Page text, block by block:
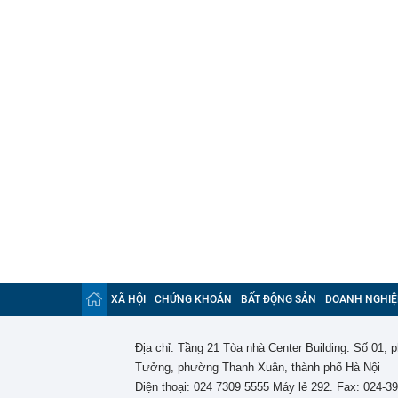
XÃ HỘI CHỨNG KHOÁN BẤT ĐỘNG SẢN DOANH
Địa chỉ: Tầng 21 Tòa nhà Center Building. Số 01,
Tưởng, phường Thanh Xuân, thành phố Hà Nội
Điện thoại: 024 7309 5555 Máy lẻ 292. Fax: 024-